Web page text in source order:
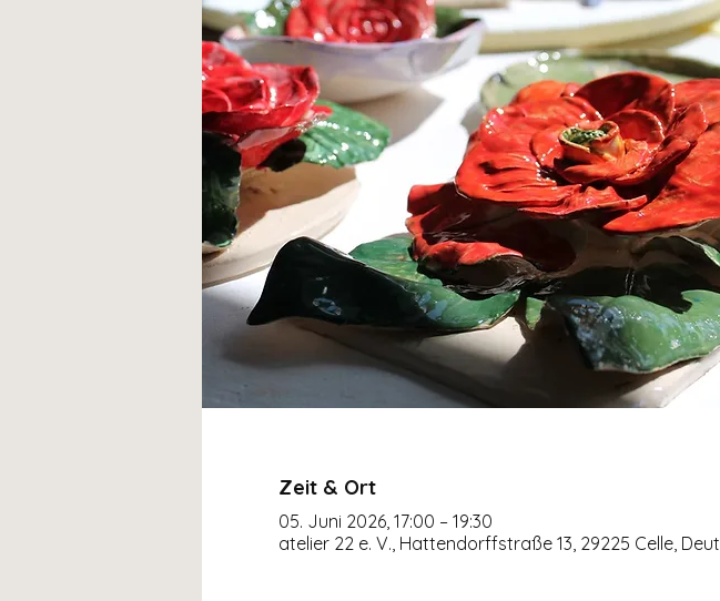
Zeit & Ort
05. Juni 2026, 17:00 – 19:30
atelier 22 e. V., Hattendorffstraße 13, 29225 Celle,